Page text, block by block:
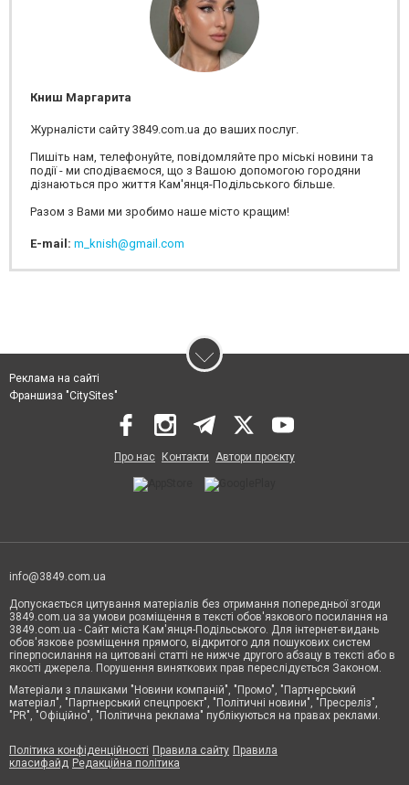
Книш Маргарита
Журналісти сайту 3849.com.ua до ваших послуг.
Пишіть нам, телефонуйте, повідомляйте про міські новини та
події - ми сподіваємося, що з Вашою допомогою городяни
дізнаються про життя Кам'янця-Подільського більше.
Разом з Вами ми зробимо наше місто кращим!
E-mail: m_knish@gmail.com
Реклама на сайті
Франшиза "CitySites"
Про нас Контакти Автори проєкту
info@3849.com.ua
Допускається цитування матеріалів без отримання попередньої згоди
3849.com.ua за умови розміщення в тексті обов'язкового посилання на
3849.com.ua - Сайт міста Кам'янця-Подільського. Для інтернет-видань
обов'язкове розміщення прямого, відкритого для пошукових систем
гіперпосилання на цитовані статті не нижче другого абзацу в тексті або в
якості джерела. Порушення виняткових прав переслідується Законом.
Матеріали з плашками "Новини компаній", "Промо", "Партнерський
матеріал", "Партнерський спецпроєкт", "Політичні новини", "Пресреліз",
"PR", "Офіційно", "Політична реклама" публікуються на правах реклами.
Політика конфіденційності Правила сайту Правила
класифайд Редакційна політика